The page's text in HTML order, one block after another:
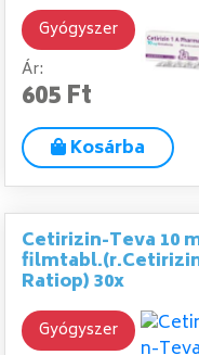
Gyógyszer
Ár:
605 Ft
Kosárba
Cetirizin-Teva 10
Ratiop) 30x
Gyógyszer